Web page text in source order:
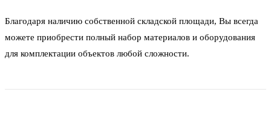
Благодаря наличию собственной складской площади, Вы всегда
можете приобрести полный набор материалов и оборудования
для комплектации объектов любой сложности.